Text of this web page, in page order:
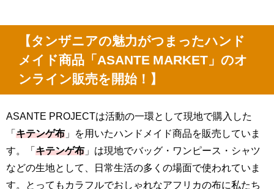
【タンザニアの魅力がつまったハンド
メイド商品「 ASANTE MARKET 」のオ
ンライン販売を開始！】
ASANTE PROJECTは活動の一環として現地で購入した
「 キテンゲ布 」を用いたハンドメイド商品を販売していま
す。「 キテンゲ布 」は現地でバッグ・ワンピース・シャツ
などの生地として、日常生活の多くの場面で使われていま
す。とってもカラフルでおしゃれなアフリカの布に私たち